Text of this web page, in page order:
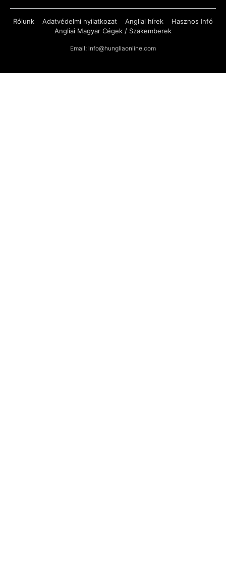
Rólunk Adatvédelmi nyilatkozat Angliai hírek
Hasznos Infó
Angliai Magyar Cégek / Szakemberek
Email: info@hungliaonline.com